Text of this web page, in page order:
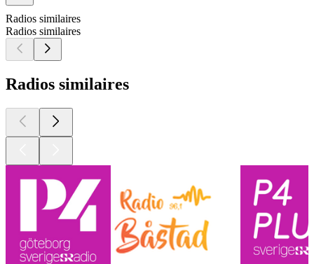
Radios similaires
Radios similaires
Radios similaires